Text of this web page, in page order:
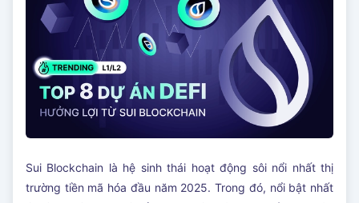
Sui Blockchain là hệ sinh thái hoạt động sôi nổi nhất thị
trường tiền mã hóa đầu năm 2025. Trong đó, nổi bật nhất